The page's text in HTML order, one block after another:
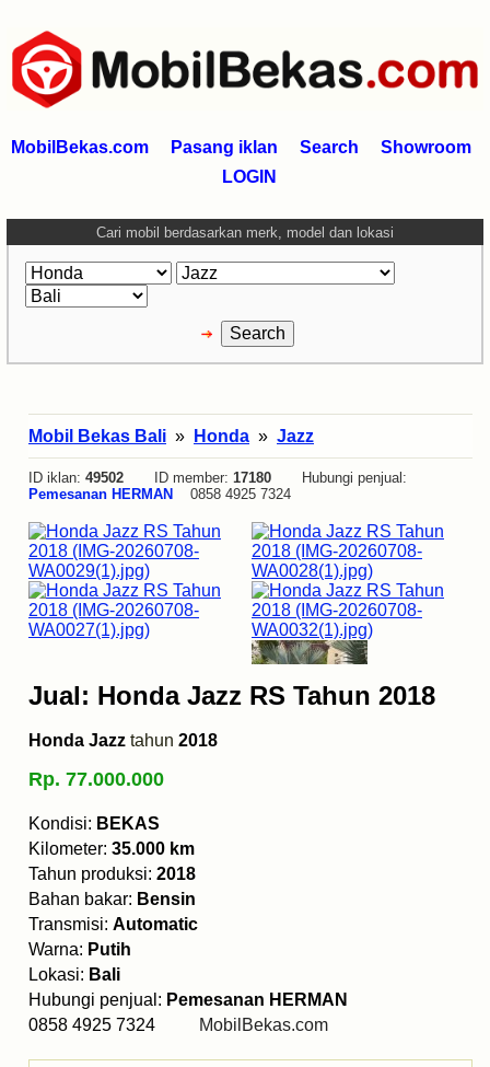
MobilBekas.com Pasang iklan Search
Showroom
LOGIN
Cari mobil berdasarkan merk, model dan lokasi
Mobil Bekas Bali » Honda » Jazz
ID iklan: 49502 ID member: 17180 Hubungi penjual:
Pemesanan HERMAN
0858 4925 7324
Jual: Honda Jazz RS Tahun 2018
Honda Jazz tahun 2018
Rp. 77.000.000
Kondisi: BEKAS
Kilometer: 35.000 km
Tahun produksi: 2018
Bahan bakar: Bensin
Transmisi: Automatic
Warna: Putih
Lokasi: Bali
Hubungi penjual: Pemesanan HERMAN
0858 4925 7324
MobilBekas.com